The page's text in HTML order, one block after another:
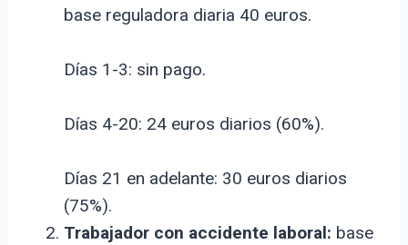
base reguladora diaria 40 euros.
Días 1-3: sin pago.
Días 4-20: 24 euros diarios (60%).
Días 21 en adelante: 30 euros diarios
(75%).
Trabajador con accidente laboral: base